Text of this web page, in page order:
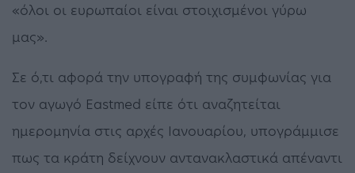
«όλοι οι ευρωπαίοι είναι στοιχισμένοι γύρω
μας».
Σε ό,τι αφορά την υπογραφή της συμφωνίας για
τον αγωγό Εastmed είπε ότι αναζητείται
ημερομηνία στις αρχές Ιανουαρίου, υπογράμμισε
πως τα κράτη δείχνουν αντανακλαστικά απέναντι